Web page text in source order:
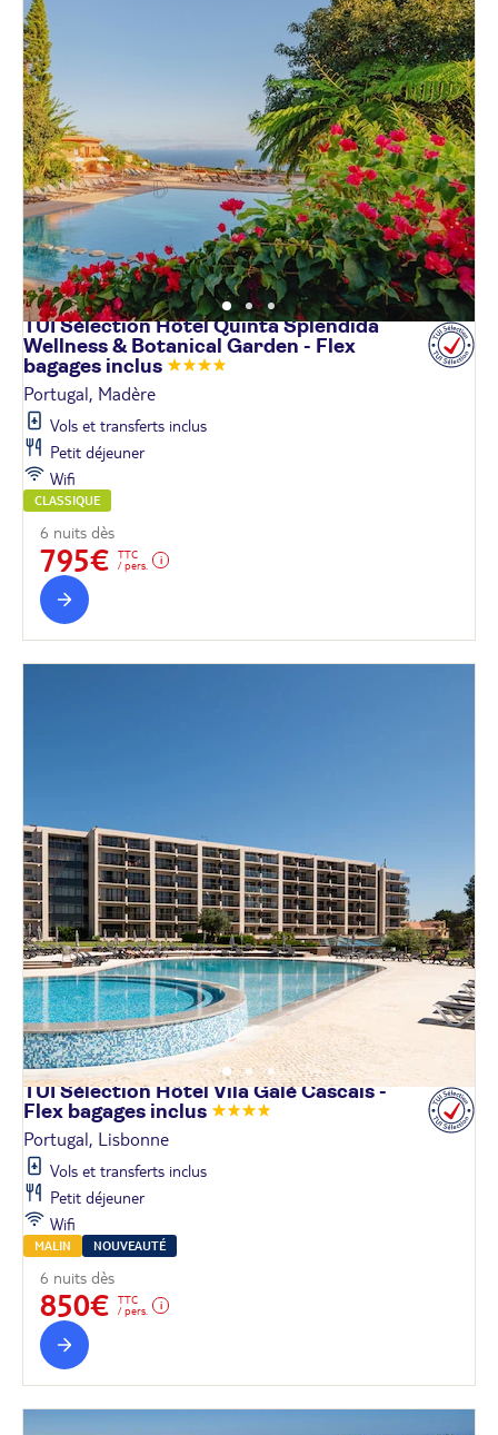
TUI Sélection Hôtel Quinta Splendida
Wellness & Botanical Garden - Flex
bagages inclus
Portugal, Madère
Vols et transferts inclus
Petit déjeuner
Wifi
CLASSIQUE
6 nuits dès
795€
TTC
/ pers.
TUI Sélection Hôtel Vila Galé Cascais -
Flex bagages inclus
Portugal, Lisbonne
Vols et transferts inclus
Petit déjeuner
Wifi
MALIN NOUVEAUTÉ
6 nuits dès
850€
TTC
/ pers.